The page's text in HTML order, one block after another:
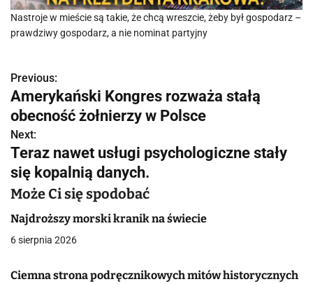
Nastroje w mieście są takie, że chcą wreszcie, żeby był gospodarz –
prawdziwy gospodarz, a nie nominat partyjny
N
a
w
i
g
a
c
j
Previous:
Amerykański Kongres rozważa stałą
obecność żołnierzy w Polsce
Next:
Teraz nawet usługi psychologiczne stały
się kopalnią danych.
Może Ci się spodobać
Najdroższy morski kranik na świecie
6 sierpnia 2026
Ciemna strona podręcznikowych mitów historycznych